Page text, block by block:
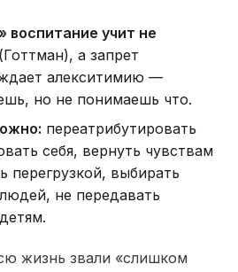
учит не
(Готтман), а запрет
алекситимию —
но не понимаешь что.
переатрибутировать
себя, вернуть чувствам
перегрузкой, выбирать
не передавать
жизнь звали «слишком